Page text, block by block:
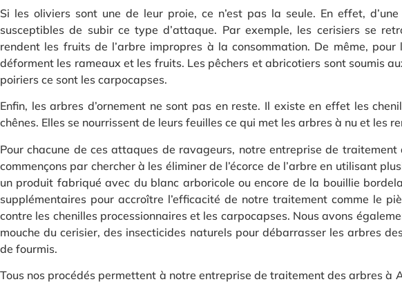
Si les oliviers sont une de leur proie, ce n’est pas la seule. En effet,
susceptibles de subir ce type d’attaque. Par exemple, les cerisiers se
rendent les fruits de l’arbre impropres à la consommation. De même,
déforment les rameaux et les fruits. Les pêchers et abricotiers sont soumis
poiriers ce sont les carpocapses.
Enfin, les arbres d’ornement ne sont pas en reste. Il existe en effet les
chênes. Elles se nourrissent de leurs feuilles ce qui met les arbres à nu et les
Pour chacune de ces attaques de ravageurs, notre entreprise de
commençons par chercher à les éliminer de l’écorce de l’arbre en utilisant
un produit fabriqué avec du blanc arboricole ou encore de la bouillie
supplémentaires pour accroître l’efficacité de notre traitement comme le
contre les chenilles processionnaires et les carpocapses. Nous avons
mouche du cerisier, des insecticides naturels pour débarrasser les arbres
de fourmis.
Tous nos procédés permettent à notre entreprise de traitement des arbres à